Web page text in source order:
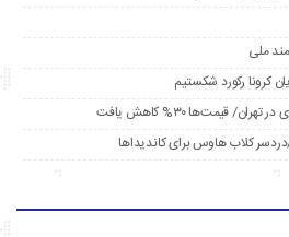
ملی
کرونا رکورد شکستیم
قیمت‌ها ۳۰% کاهش یافت